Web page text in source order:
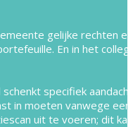
gelijke rechten
En in het
specifiek
in moeten vanwege
uit te voeren; dit